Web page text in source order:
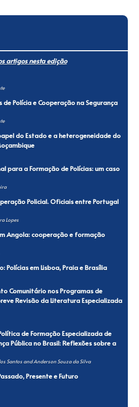
artigos nesta edição
Polícia e Cooperação na Segurança
do Estado e a heterogeneidade do
para a Formação de Polícias: um caso
Policial. Oficiais entre Portugal
Lopes
Angola: cooperação e formação
Polícias em Lisboa, Praia e Brasília
Comunitário nos Programas de
Revisão da Literatura Especializada
de Formação Especializada de
Pública no Brasil: Reflexões sobre a
Santos and Anderson Souza da Silva
Presente e Futuro